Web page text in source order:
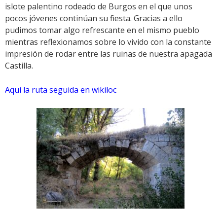
islote palentino rodeado de Burgos en el que unos
pocos jóvenes continúan su fiesta. Gracias a ello
pudimos tomar algo refrescante en el mismo pueblo
mientras reflexionamos sobre lo vivido con la constante
impresión de rodar entre las ruinas de nuestra apagada
Castilla.
Aquí la ruta seguida en wikiloc